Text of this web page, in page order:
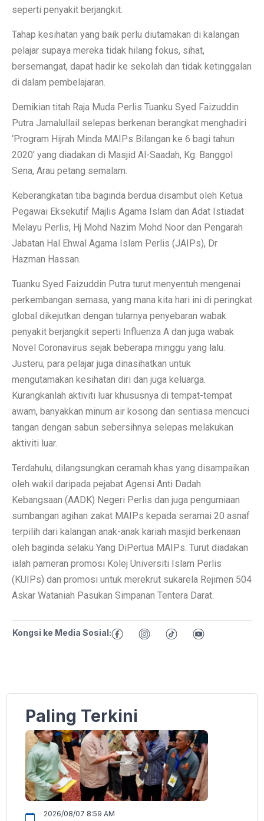
seperti penyakit berjangkit.
Tahap kesihatan yang baik perlu diutamakan di kalangan
pelajar supaya mereka tidak hilang fokus, sihat,
bersemangat, dapat hadir ke sekolah dan tidak ketinggalan
di dalam pembelajaran.
Demikian titah Raja Muda Perlis Tuanku Syed Faizuddin
Putra Jamalullail selepas berkenan berangkat menghadiri
‘Program Hijrah Minda MAIPs Bilangan ke 6 bagi tahun
2020’ yang diadakan di Masjid Al-Saadah, Kg. Banggol
Sena, Arau petang semalam.
Keberangkatan tiba baginda berdua disambut oleh Ketua
Pegawai Eksekutif Majlis Agama Islam dan Adat Istiadat
Melayu Perlis, Hj Mohd Nazim Mohd Noor dan Pengarah
Jabatan Hal Ehwal Agama Islam Perlis (JAIPs), Dr
Hazman Hassan.
Tuanku Syed Faizuddin Putra turut menyentuh mengenai
perkembangan semasa, yang mana kita hari ini di peringkat
global dikejutkan dengan tularnya penyebaran wabak
penyakit berjangkit seperti Influenza A dan juga wabak
Novel Coronavirus sejak beberapa minggu yang lalu.
Justeru, para pelajar juga dinasihatkan untuk
mengutamakan kesihatan diri dan juga keluarga.
Kurangkanlah aktiviti luar khususnya di tempat-tempat
awam, banyakkan minum air kosong dan sentiasa mencuci
tangan dengan sabun sebersihnya selepas melakukan
aktiviti luar.
Terdahulu, dilangsungkan ceramah khas yang disampaikan
oleh wakil daripada pejabat Agensi Anti Dadah
Kebangsaan (AADK) Negeri Perlis dan juga pengurniaan
sumbangan agihan zakat MAIPs kepada seramai 20 asnaf
terpilih dari kalangan anak-anak kariah masjid berkenaan
oleh baginda selaku Yang DiPertua MAIPs. Turut diadakan
ialah pameran promosi Kolej Universiti Islam Perlis
(KUIPs) dan promosi untuk merekrut sukarela Rejimen 504
Askar Wataniah Pasukan Simpanan Tentera Darat.
Kongsi ke Media Sosial:
Paling Terkini
2026/08/07 8:59 AM